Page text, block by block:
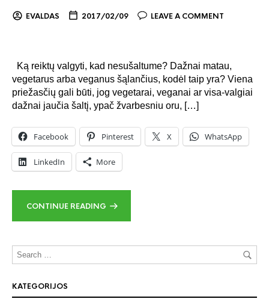
EVALDAS 2017/02/09 LEAVE A COMMENT
Ką reiktų valgyti, kad nesušaltume? Dažnai matau,
vegetarus arba veganus šąlančius, kodėl taip yra? Viena
priežasčių gali būti, jog vegetarai, veganai ar visa-valgiai
dažnai jaučia šaltį, ypač žvarbesniu oru, […]
Facebook Pinterest X WhatsApp
LinkedIn More
CONTINUE READING
KATEGORIJOS